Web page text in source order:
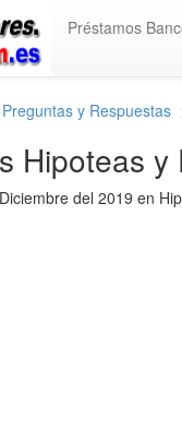
Préstamos
y Respuestas
Hipoteas y
del 2019 en